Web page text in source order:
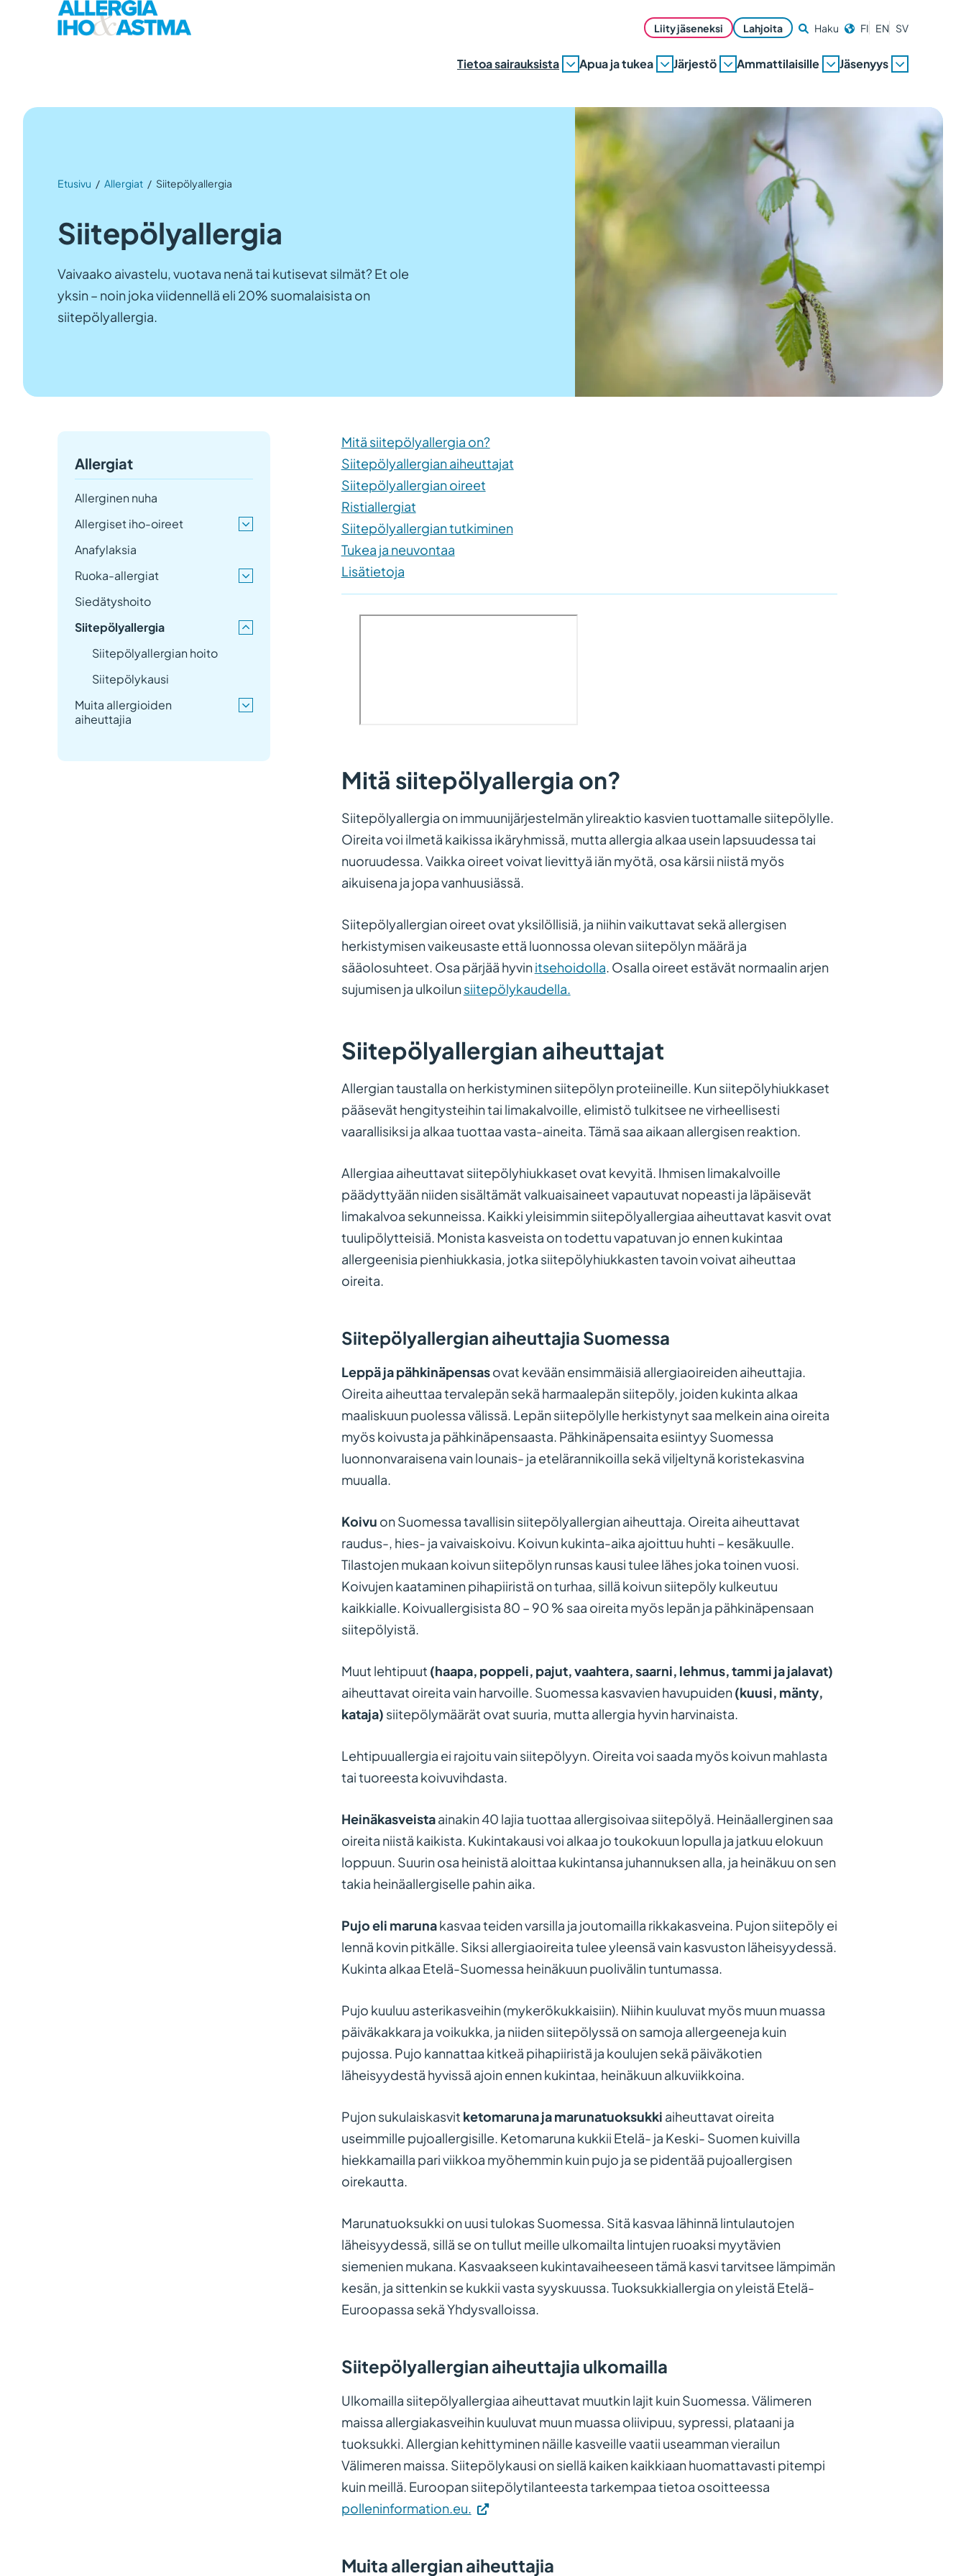
Liity jäseneksi Lahjoita Haku FI EN SV
Tietoa sairauksista Apua ja tukea Järjestö Ammattilaisille Jäsenyys
Etusivu / Allergiat / Siitepölyallergia
Siitepölyallergia
Vaivaako aivastelu, vuotava nenä tai kutisevat silmät? Et ole
yksin – noin joka viidennellä eli 20% suomalaisista on
siitepölyallergia.
Allergiat
Allerginen nuha
Allergiset iho-oireet
Anafylaksia
Ruoka-allergiat
Siedätyshoito
Siitepölyallergia
Siitepölyallergian hoito
Siitepölykausi
Muita allergioiden
aiheuttajia
Mitä siitepölyallergia on?
Siitepölyallergian aiheuttajat
Siitepölyallergian oireet
Ristiallergiat
Siitepölyallergian tutkiminen
Tukea ja neuvontaa
Lisätietoja
Mitä siitepölyallergia on?
Siitepölyallergia on immuunijärjestelmän ylireaktio kasvien tuottamalle siitepölylle.
Oireita voi ilmetä kaikissa ikäryhmissä, mutta allergia alkaa usein lapsuudessa tai
nuoruudessa. Vaikka oireet voivat lievittyä iän myötä, osa kärsii niistä myös
aikuisena ja jopa vanhuusiässä.
Siitepölyallergian oireet ovat yksilöllisiä, ja niihin vaikuttavat sekä allergisen
herkistymisen vaikeusaste että luonnossa olevan siitepölyn määrä ja
sääolosuhteet. Osa pärjää hyvinitsehoidolla. Osalla oireet estävät normaalin arjen
sujumisen ja ulkoilunsiitepölykaudella.
Siitepölyallergian aiheuttajat
Allergian taustalla on herkistyminen siitepölyn proteiineille. Kun siitepölyhiukkaset
pääsevät hengitysteihin tai limakalvoille, elimistö tulkitsee ne virheellisesti
vaarallisiksi ja alkaa tuottaa vasta-aineita. Tämä saa aikaan allergisen reaktion.
Allergiaa aiheuttavat siitepölyhiukkaset ovat kevyitä. Ihmisen limakalvoille
päädyttyään niiden sisältämät valkuaisaineet vapautuvat nopeasti ja läpäisevät
limakalvoa sekunneissa. Kaikki yleisimmin siitepölyallergiaa aiheuttavat kasvit ovat
tuulipölytteisiä. Monista kasveista on todettu vapatuvan jo ennen kukintaa
allergeenisia pienhiukkasia, jotka siitepölyhiukkasten tavoin voivat aiheuttaa
oireita.
Siitepölyallergian aiheuttajia Suomessa
Leppä ja pähkinäpensasovat kevään ensimmäisiä allergiaoireiden aiheuttajia.
Oireita aiheuttaa tervalepän sekä harmaalepän siitepöly, joiden kukinta alkaa
maaliskuun puolessa välissä. Lepän siitepölylle herkistynyt saa melkein aina oireita
myös koivusta ja pähkinäpensaasta. Pähkinäpensaita esiintyy Suomessa
luonnonvaraisena vain lounais- ja etelärannikoilla sekä viljeltynä koristekasvina
muualla.
Koivu on Suomessa tavallisin siitepölyallergian aiheuttaja. Oireita aiheuttavat
raudus-, hies- ja vaivaiskoivu. Koivun kukinta-aika ajoittuu huhti – kesäkuulle.
Tilastojen mukaan koivun siitepölyn runsas kausi tulee lähes joka toinen vuosi.
Koivujen kaataminen pihapiiristä on turhaa, sillä koivun siitepöly kulkeutuu
kaikkialle. Koivuallergisista 80 – 90 % saa oireita myös lepän ja pähkinäpensaan
siitepölyistä.
Muut lehtipuut (haapa, poppeli, pajut, vaahtera, saarni, lehmus, tammi ja jalavat)
aiheuttavat oireita vain harvoille. Suomessa kasvavien havupuiden(kuusi, mänty,
kataja) siitepölymäärät ovat suuria, mutta allergia hyvin harvinaista.
Lehtipuuallergia ei rajoitu vain siitepölyyn. Oireita voi saada myös koivun mahlasta
tai tuoreesta koivuvihdasta.
Heinäkasveistaainakin 40 lajia tuottaa allergisoivaa siitepölyä. Heinäallerginen saa
oireita niistä kaikista. Kukintakausi voi alkaa jo toukokuun lopulla ja jatkuu elokuun
loppuun. Suurin osa heinistä aloittaa kukintansa juhannuksen alla, ja heinäkuu on sen
takia heinäallergiselle pahin aika.
Pujo eli marunakasvaa teiden varsilla ja joutomailla rikkakasveina. Pujon siitepöly ei
lennä kovin pitkälle. Siksi allergiaoireita tulee yleensä vain kasvuston läheisyydessä.
Kukinta alkaa Etelä-Suomessa heinäkuun puolivälin tuntumassa.
Pujo kuuluu asterikasveihin (mykerökukkaisiin). Niihin kuuluvat myös muun muassa
päiväkakkara ja voikukka, ja niiden siitepölyssä on samoja allergeeneja kuin
pujossa. Pujo kannattaa kitkeä pihapiiristä ja koulujen sekä päiväkotien
läheisyydestä hyvissä ajoin ennen kukintaa, heinäkuun alkuviikkoina.
Pujon sukulaiskasvit ketomaruna ja marunatuoksukki aiheuttavat oireita
useimmille pujoallergisille. Ketomaruna kukkii Etelä- ja Keski- Suomen kuivilla
hiekkamailla pari viikkoa myöhemmin kuin pujo ja se pidentää pujoallergisen
oirekautta.
Marunatuoksukki on uusi tulokas Suomessa. Sitä kasvaa lähinnä lintulautojen
läheisyydessä, sillä se on tullut meille ulkomailta lintujen ruoaksi myytävien
siemenien mukana. Kasvaakseen kukintavaiheeseen tämä kasvi tarvitsee lämpimän
kesän, ja sittenkin se kukkii vasta syyskuussa. Tuoksukkiallergia on yleistä Etelä-
Euroopassa sekä Yhdysvalloissa.
Siitepölyallergian aiheuttajia ulkomailla
Ulkomailla siitepölyallergiaa aiheuttavat muutkin lajit kuin Suomessa. Välimeren
maissa allergiakasveihin kuuluvat muun muassa oliivipuu, sypressi, plataani ja
tuoksukki. Allergian kehittyminen näille kasveille vaatii useamman vierailun
Välimeren maissa. Siitepölykausi on siellä kaiken kaikkiaan huomattavasti pitempi
kuin meillä. Euroopan siitepölytilanteesta tarkempaa tietoa osoitteessa
polleninformation.eu. (Vieraile
Linkki
Muita allergian aiheuttajia